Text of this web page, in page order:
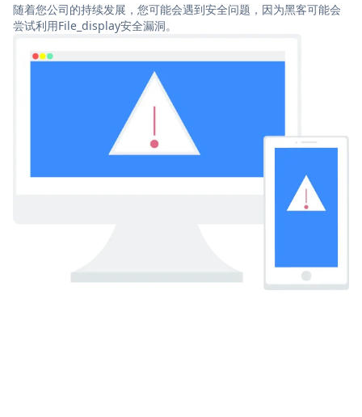
随着您公司的持续发展，您可能会遇到安全问题，因为黑客可能会
尝试利用File_display安全漏洞。